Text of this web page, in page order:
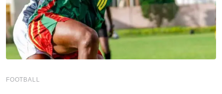
FOOTBALL